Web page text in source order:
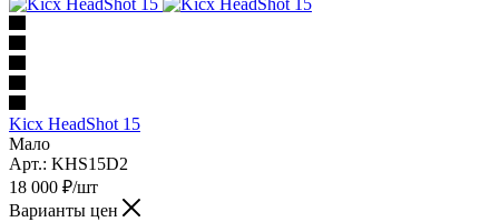
Kicx HeadShot 15
Мало
Арт.: KHS15D2
18 000 ₽/шт
Варианты цен